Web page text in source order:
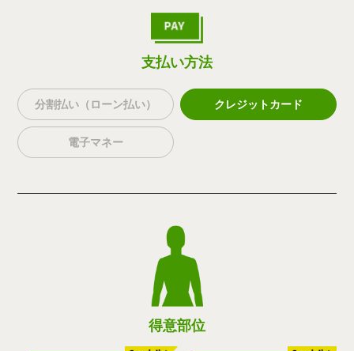
支払い方法
分割払い（ローン払い） クレジットカード
電子マネー
得意部位